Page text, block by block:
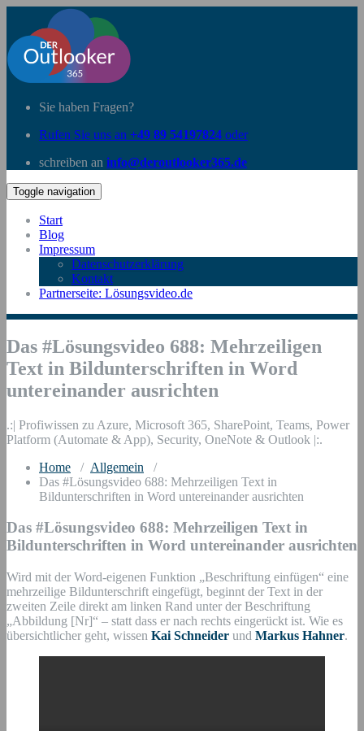
Sie haben Fragen?
Rufen Sie uns an +49 89 54197824 oder
schreiben an info@deroutlooker365.de
Toggle navigation
Start
Blog
Impressum
Datenschutzerklärung
Kontakt
Partnerseite: Lösungsvideo.de
Das #Lösungsvideo 688: Mehrzeiligen
Text in Bildunterschriften in Word
untereinander ausrichten
.:| Profiwissen zu Azure, Microsoft 365, SharePoint, Teams, Power
Platform (Automate & App), Security, OneNote & Outlook |:.
Home / Allgemein /
Das #Lösungsvideo 688: Mehrzeiligen Text in
Bildunterschriften in Word untereinander ausrichten
Das #Lösungsvideo 688: Mehrzeiligen Text in
Bildunterschriften in Word untereinander ausrichten
Wird mit der Word-eigenen Funktion „Beschriftung einfügen“ eine
mehrzeilige Bildunterschrift eingefügt, beginnt der Text in der
zweiten Zeile direkt am linken Rand unter der Beschriftung
„Abbildung [Nr]“ – statt dass er nach rechts eingerückt ist. Wie es
übersichtlicher geht, wissen Kai Schneider und Markus Hahner.